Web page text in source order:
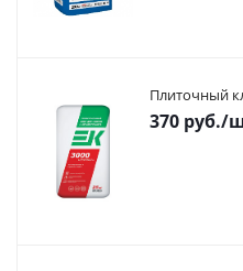
Плиточный
370 руб./